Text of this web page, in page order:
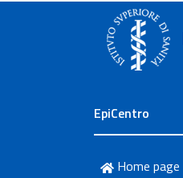
EpiCentro
Home page